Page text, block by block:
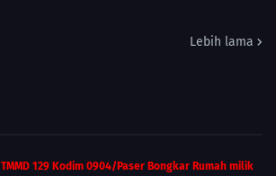
Lebih lama
129 Kodim 0904/Paser Bongkar Rumah milik